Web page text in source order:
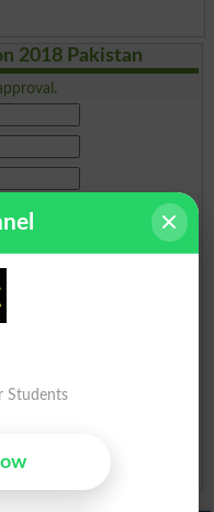
2018 Pakistan
all.
Students